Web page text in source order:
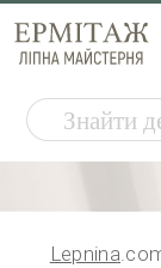
Lepnina